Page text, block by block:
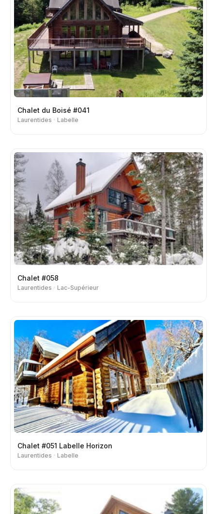
Chalet du Boisé #041
Laurentides Labelle
Chalet #058
Laurentides Lac-Supérieur
Chalet #051 Labelle Horizon
Laurentides Labelle